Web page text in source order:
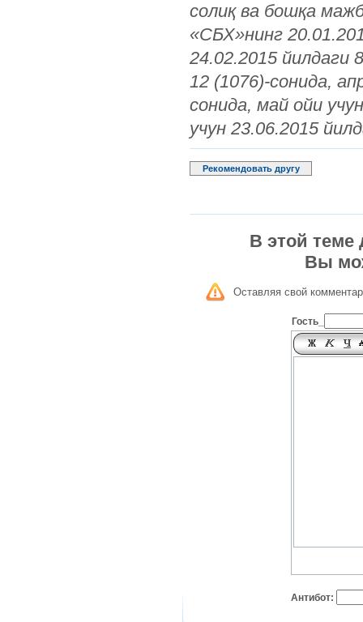
солиқ ва бошқа
«СБХ»нинг
24.02.2015 йилдаги
12 (1076)-сонида,
сонида, май ойи
учун 23.06.2015
Рекомендовать другу
В этой теме
Вы
Оставляя свой
Гость_
Антибот: